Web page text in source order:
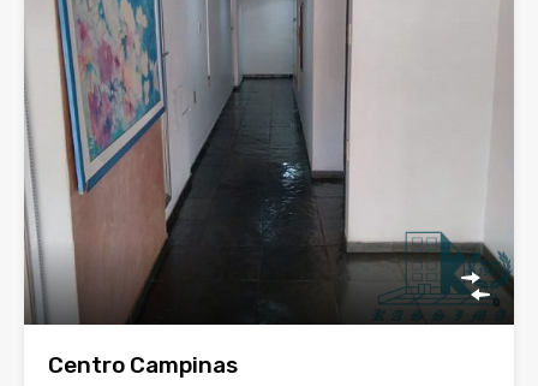
Centro Campinas